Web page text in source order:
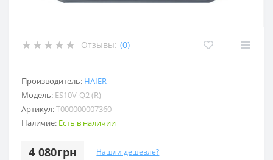
Отзывы: (0)
Производитель: HAIER
Модель: ES10V-Q2 (R)
Артикул:T000000007360
Наличие: Есть в наличии
4 080грн Нашли дешевле?